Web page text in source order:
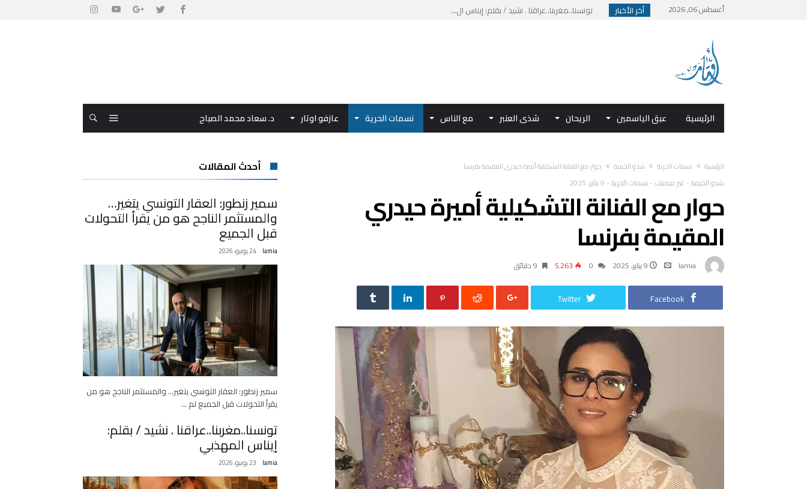
أغسطس 06, 2026 أخر الأخبار
تونسنا..مغربنا..عراقنا . نشيد / بقلم: إيناس ال...
الرئيسية عبق الياسمين الريحان شذى العنبر مع الناس نسمات الحرية عازفو اوتار د. سعاد محمد الصباح
‫الرئيسية‬ نسمات الحرية شدو الخيمة حوار مع الفنانة التشكيلية أميرة حيدري المقيمة بفرنسا
شدو الخيمة- غير مصنف- نسمات الحرية- 9 يناير، 2025
حوار مع الفنانة التشكيلية أميرة حيدري
المقيمة بفرنسا
lamia 9 يناير، 2025 5٬263 9 ‫دقائق‬
Facebook
Twitter
أحدث المقالات
سمير زنطور: العقار التونسي يتغير…
والمستثمر الناجح هو من يقرأ التحولات
قبل الجميع
lamia 24 يونيو، 2026
سمير زنطور: العقار التونسي يتغير… والمستثمر الناجح هو من
يقرأ التحولات قبل الجميع لم …
تونسنا..مغربنا..عراقنا . نشيد / بقلم:
إيناس المهذبي
lamia 23 يونيو، 2026